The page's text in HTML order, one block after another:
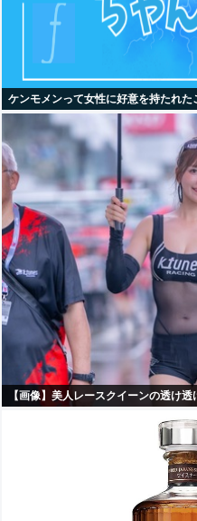
ケンモメンって女性に好意を持たれた
【画像】美人レースクイーンの透け